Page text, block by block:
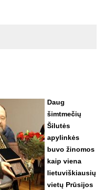
Daug
šimtmečių
Šilutės
apylinkės
buvo žinomos
kaip viena
lietuviškiausių
vietų Prūsijos